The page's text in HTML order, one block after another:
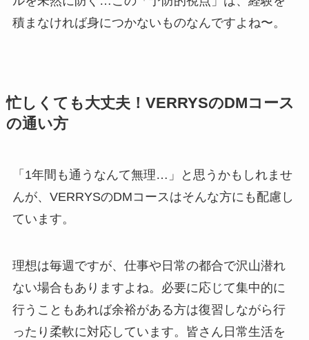
積まなければ身につかないものなんですよね〜。
忙しくても大丈夫！VERRYSのDMコース
の通い方
「1年間も通うなんて無理…」と思うかもしれませ
んが、VERRYSのDMコースはそんな方にも配慮し
ています。
理想は毎週ですが、仕事や日常の都合で沢山潜れ
ない場合もありますよね。必要に応じて集中的に
行うこともあれば余裕がある方は復習しながら行
ったり柔軟に対応しています。皆さん日常生活を